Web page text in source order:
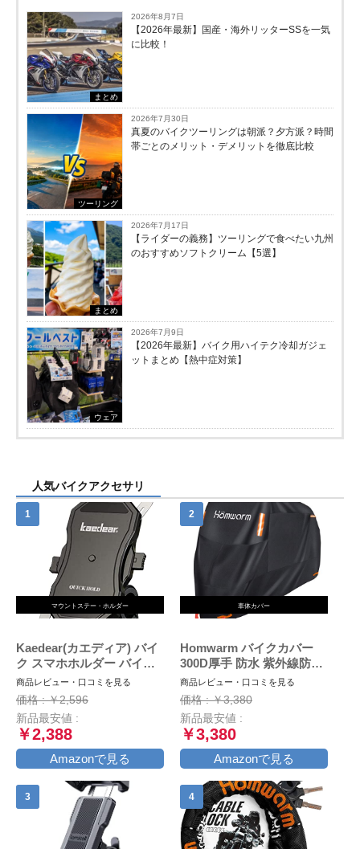
まとめ
2026年8月7日
【2026年最新】国産・海外リッターSSを一気
に比較！
ツーリング
2026年7月30日
真夏のバイクツーリングは朝派？夕方派？時間
帯ごとのメリット・デメリットを徹底比較
まとめ
2026年7月17日
【ライダーの義務】ツーリングで食べたい九州
のおすすめソフトクリーム【5選】
ウェア
2026年7月9日
【2026年最新】バイク用ハイテク冷却ガジェ
ットまとめ【熱中症対策】
人気バイクアクセサリ
マウントステー・ホルダー
Kaedear(カエディア) バイ
ク スマホホルダー バイク
用スマホホルダー 携帯ホル
ダー 振動吸収 マウント 対
応 スマホ スタンド アルミ
製 マウント ハンドル ミラ
ー 原付 オートバイ 自転車
クイックホールド KDR-
M11C (Black)
商品レビュー・口コミを見る
価格 : ￥2,596
新品最安値 :
￥2,388
Amazonで見る
車体カバー
Homwarm バイクカバー
300D厚手 防水 紫外線防止
盗難防止 収納バッグ付き
(XXL, ブラック)
商品レビュー・口コミを見る
価格 : ￥3,380
新品最安値 :
￥3,380
Amazonで見る